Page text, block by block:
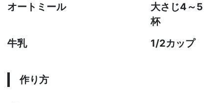
オートミール
大さじ4～5
杯
牛乳
1/2カップ
作り方